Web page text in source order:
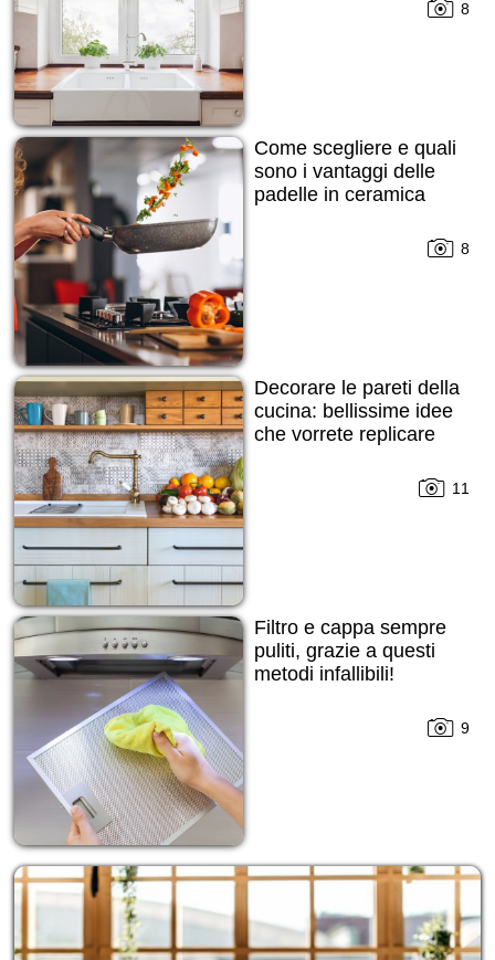
8
Come scegliere e quali
sono i vantaggi delle
padelle in ceramica
8
Decorare le pareti della
cucina: bellissime idee
che vorrete replicare
11
Filtro e cappa sempre
puliti, grazie a questi
metodi infallibili!
9